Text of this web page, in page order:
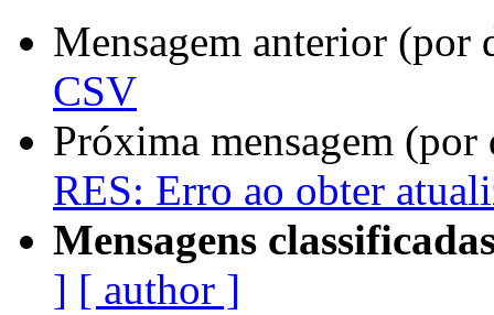
Mensagem anterior (por
CSV
Próxima mensagem
RES: Erro ao obter
Mensagens
] [ author ]